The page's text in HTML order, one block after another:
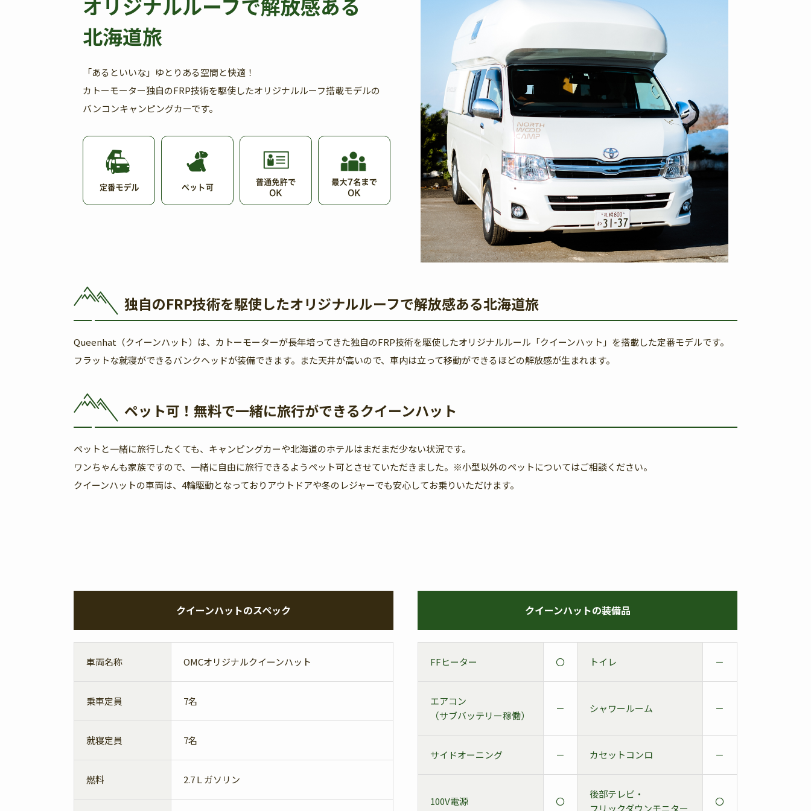
オリジナルルーフで解放感ある
北海道旅
「あるといいな」ゆとりある空間と快適！
カトーモーター独自のFRP技術を駆使したオリジナルルーフ搭載モデルの
バンコンキャンピングカーです。
独自のFRP技術を駆使したオリジナルルーフで解放感ある北海道旅
Queenhat（クイーンハット）は、カトーモーターが長年培ってきた独自のFRP技術を駆使したオリジナルルール「クイーンハット」を搭載した定番モデルです。
フラットな就寝ができるバンクヘッドが装備できます。また天井が高いので、車内は立って移動ができるほどの解放感が生まれます。
ペット可！無料で一緒に旅行ができるクイーンハット
ペットと一緒に旅行したくても、キャンピングカーや北海道のホテルはまだまだ少ない状況です。
ワンちゃんも家族ですので、一緒に自由に旅行できるようペット可とさせていただきました。※小型以外のペットについてはご相談ください。
クイーンハットの車両は、4輪駆動となっておりアウトドアや冬のレジャーでも安心してお乗りいただけます。
クイーンハットのスペック
車両名称 OMCオリジナルクイーンハット
乗車定員 7名
就寝定員 7名
燃料 2.7Ｌガソリン
クイーンハットの装備品
FFヒーター 〇 トイレ －
エアコン
（サブバッテリー稼働）
－ シャワールーム －
サイドオーニング － カセットコンロ －
100V電源 〇
後部テレビ・
フリックダウンモニター
〇